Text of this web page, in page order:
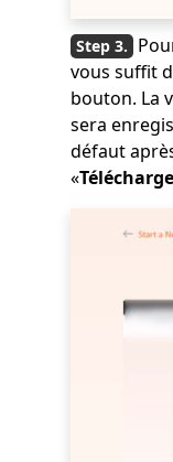
vous suffit
bouton. La
sera
défaut
«